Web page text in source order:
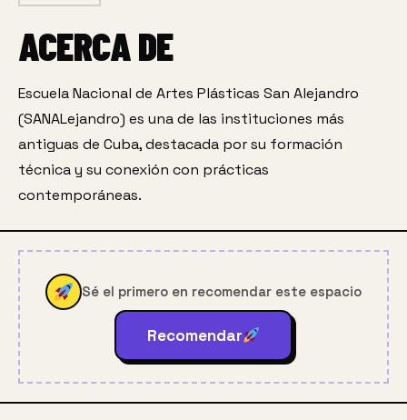
ACERCA DE
Escuela Nacional de Artes Plásticas San Alejandro
(SANALejandro) es una de las instituciones más
antiguas de Cuba, destacada por su formación
técnica y su conexión con prácticas
contemporáneas.
Sé el primero en recomendar este espacio
Recomendar